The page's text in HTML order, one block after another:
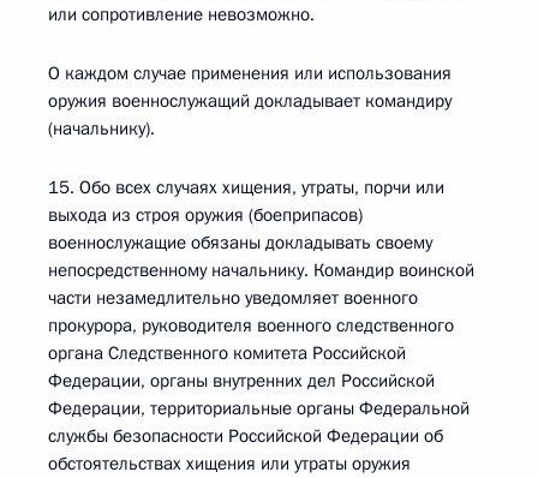
или сопротивление невозможно.
О каждом случае применения или использования
оружия военнослужащий докладывает командиру
(начальнику).
15. Обо всех случаях хищения, утраты, порчи или
выхода из строя оружия (боеприпасов)
военнослужащие обязаны докладывать своему
непосредственному начальнику. Командир воинской
части незамедлительно уведомляет военного
прокурора, руководителя военного следственного
органа Следственного комитета Российской
Федерации, органы внутренних дел Российской
Федерации, территориальные органы Федеральной
службы безопасности Российской Федерации об
обстоятельствах хищения или утраты оружия